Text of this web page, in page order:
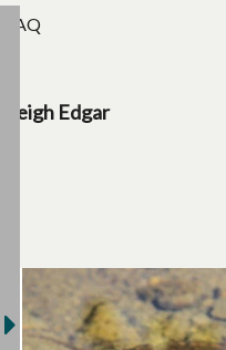
FAQ
Leigh Edgar